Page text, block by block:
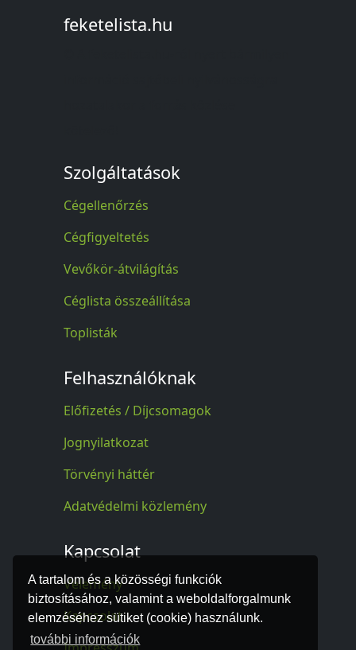
A tartalom és a közösségi funkciók
biztosításához, valamint a weboldalforgalmunk
elemzéséhez sütiket (cookie) használunk.
további információk
feketelista.hu
Szolgáltatások
Cégellenőrzés
Cégfigyeltetés
Vevőkör-átvilágítás
Céglista összeállítása
Toplisták
Felhasználóknak
Előfizetés / Díjcsomagok
Jognyilatkozat
Törvényi háttér
Adatvédelmi közlemény
Kapcsolat
Vélemény
Kapcsolat